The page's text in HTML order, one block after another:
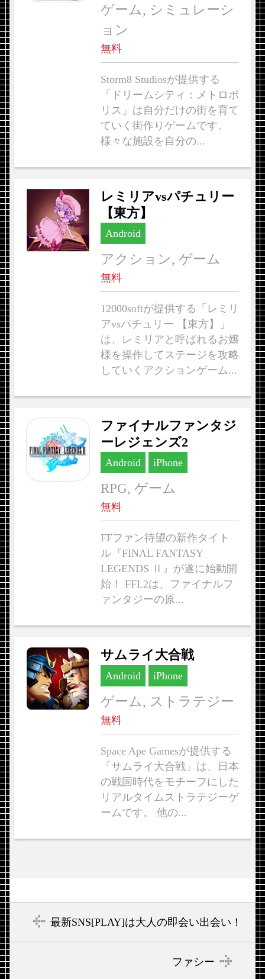
ゲーム, シミュレーシ
ョン
無料
Storm8 Studiosが提供する
「ドリームシティ：メトロポ
リス」は自分だけの街を育て
ていく街作りゲームです。
様々な施設を自分の...
レミリアvsパチュリー
【東方】
Android
アクション, ゲーム
無料
12000softが提供する「レミリ
アvsパチュリー 【東方】」
は、レミリアと呼ばれるお嬢
様を操作してステージを攻略
していくアクションゲーム...
ファイナルファンタジ
ーレジェンズ2
Android iPhone
RPG, ゲーム
無料
FFファン待望の新作タイト
ル『FINAL FANTASY
LEGENDS Ⅱ』が遂に始動開
始！ FFL2は、ファイナルフ
ァンタジーの原...
サムライ大合戦
Android iPhone
ゲーム, ストラテジー
無料
Space Ape Gamesが提供する
「サムライ大合戦」は、日本
の戦国時代をモチーフにした
リアルタイムストラテジーゲ
ームです。 他の...
最新SNS[PLAY]は大人の即会い出会い！
ファシー